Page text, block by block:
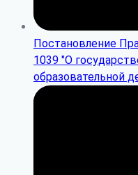
Постановление
1039 "О
образовательной